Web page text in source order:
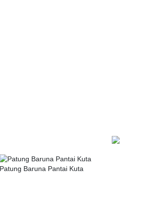
Patung Baruna Pantai Kuta